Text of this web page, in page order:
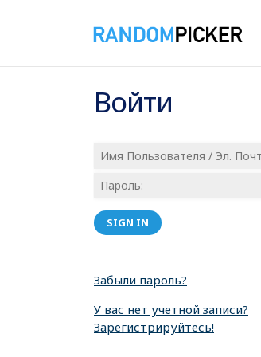
Войти
SIGN IN
Забыли пароль?
У вас нет учетной записи?
Зарегистрируйтесь!